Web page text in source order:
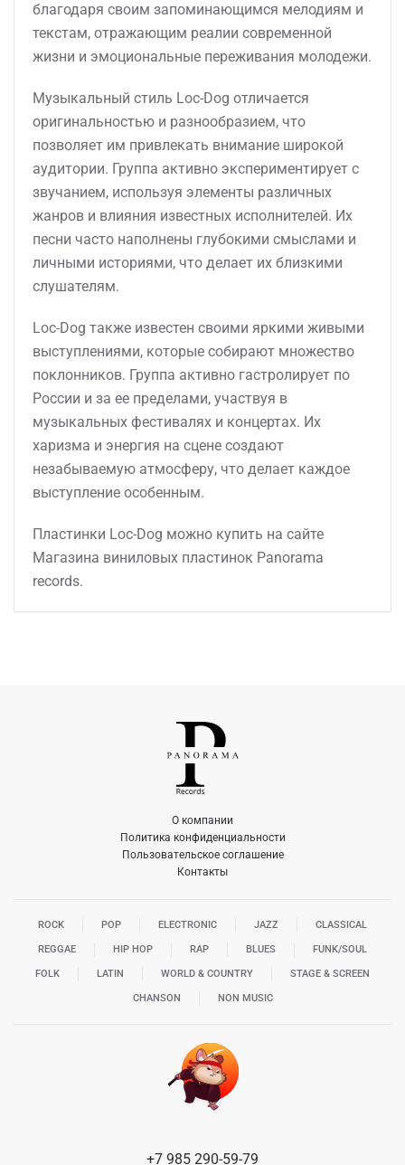
благодаря своим запоминающимся мелодиям и
текстам, отражающим реалии современной
жизни и эмоциональные переживания молодежи.
Музыкальный стиль Loc-Dog отличается
оригинальностью и разнообразием, что
позволяет им привлекать внимание широкой
аудитории. Группа активно экспериментирует с
звучанием, используя элементы различных
жанров и влияния известных исполнителей. Их
песни часто наполнены глубокими смыслами и
личными историями, что делает их близкими
слушателям.
Loc-Dog также известен своими яркими живыми
выступлениями, которые собирают множество
поклонников. Группа активно гастролирует по
России и за ее пределами, участвуя в
музыкальных фестивалях и концертах. Их
харизма и энергия на сцене создают
незабываемую атмосферу, что делает каждое
выступление особенным.
Пластинки Loc-Dog можно купить на сайте
Магазина виниловых пластинок Panorama
records.
О компании
Политика конфиденциальности
Пользовательское соглашение
Контакты
ROCK POP ELECTRONIC JAZZ CLASSICAL
REGGAE HIP HOP RAP BLUES FUNK/SOUL
FOLK LATIN WORLD & COUNTRY STAGE & SCREEN
CHANSON NON MUSIC
+7 985 290-59-79